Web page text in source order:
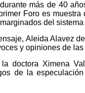
más de 40
Foro es
del
Aleida Alavez
y opiniones de
doctora Ximena
de la